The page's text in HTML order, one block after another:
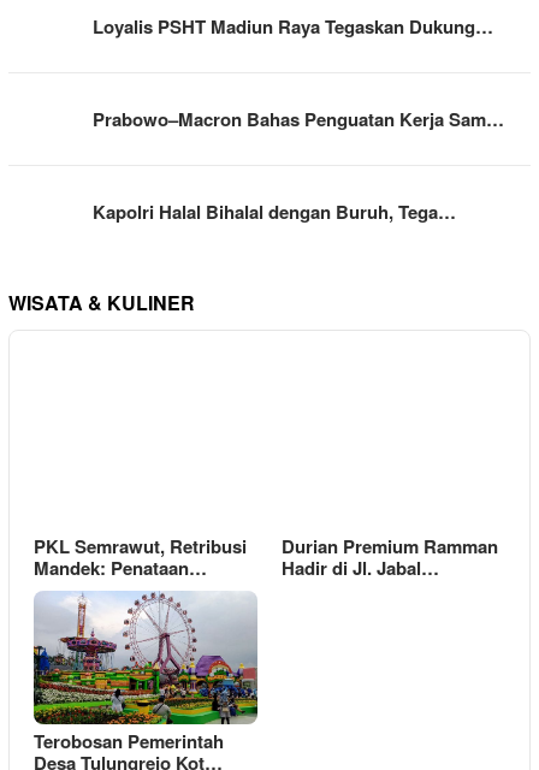
Loyalis PSHT Madiun Raya Tegaskan Dukung…
Prabowo–Macron Bahas Penguatan Kerja Sam…
Kapolri Halal Bihalal dengan Buruh, Tega…
WISATA & KULINER
PKL Semrawut, Retribusi
Mandek: Penataan…
Durian Premium Ramman
Hadir di Jl. Jabal…
Terobosan Pemerintah
Desa Tulungrejo Kot…